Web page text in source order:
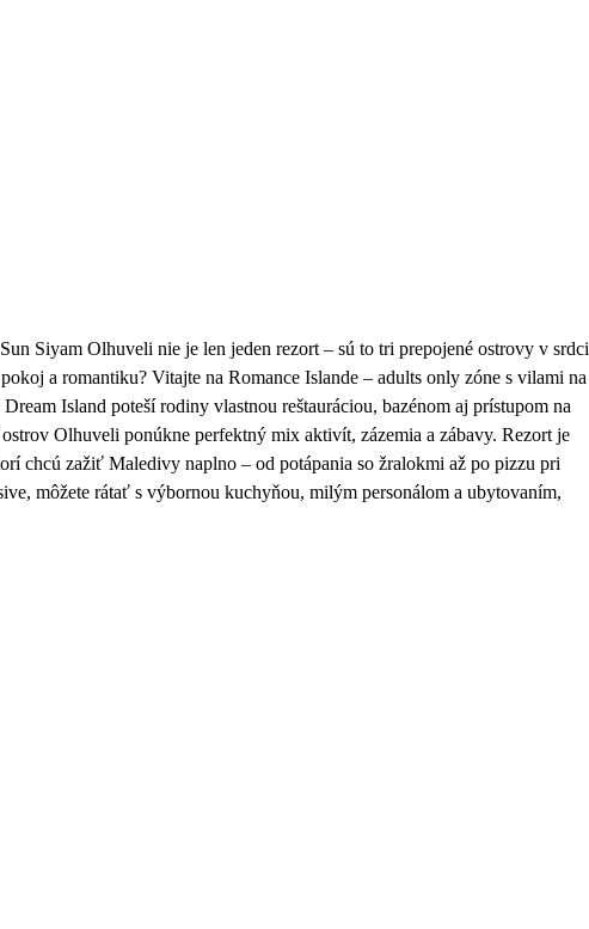
Siyam Olhuveli nie je len jeden rezort – sú to tri prepojené ostrovy v srdci
a romantiku? Vitajte na Romance Islande – adults only zóne s vilami na
Island poteší rodiny vlastnou reštauráciou, bazénom aj prístupom na
Olhuveli ponúkne perfektný mix aktivít, zázemia a zábavy. Rezort je
chcú zažiť Maledivy naplno – od potápania so žralokmi až po pizzu pri
môžete rátať s výbornou kuchyňou, milým personálom a ubytovaním,